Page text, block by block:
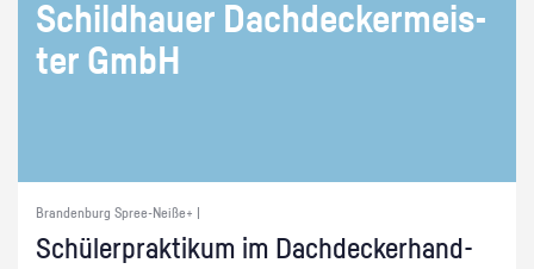
Schild­hau­er Dach­de­cker­meis­
ter GmbH
Brandenburg Spree-Neiße+ |
Schü­ler­prak­ti­kum im Dach­de­ck­er­hand­